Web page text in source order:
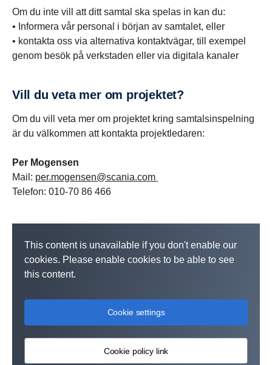
Om du inte vill att ditt samtal ska spelas in kan du:
• Informera vår personal i början av samtalet, eller
• kontakta oss via alternativa kontaktvägar, till exempel
genom besök på verkstaden eller via digitala kanaler
Vill du veta mer om projektet?
Om du vill veta mer om projektet kring samtalsinspelning
är du välkommen att kontakta projektledaren:
Per Mogensen
Mail: per.mogensen@scania.com
Telefon: 010-70 86 466
This content is unavailable if you don't enable our
cookies. Please enable cookies to be able to see
this content.
Cookie settings
Cookie policy link